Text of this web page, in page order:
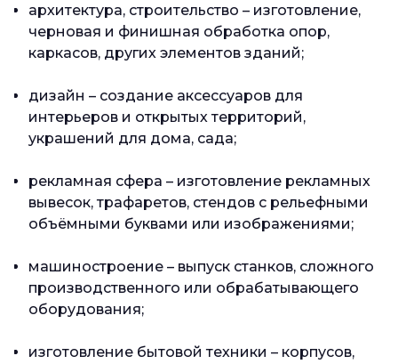
архитектура, строительство – изготовление,
черновая и финишная обработка опор,
каркасов, других элементов зданий;
дизайн – создание аксессуаров для
интерьеров и открытых территорий,
украшений для дома, сада;
рекламная сфера – изготовление рекламных
вывесок, трафаретов, стендов с рельефными
объёмными буквами или изображениями;
машиностроение – выпуск станков, сложного
производственного или обрабатывающего
оборудования;
изготовление бытовой техники – корпусов,